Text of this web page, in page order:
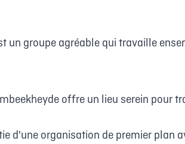
un groupe agréable qui travaille
offre un lieu serein pour
d'une organisation de premier plan